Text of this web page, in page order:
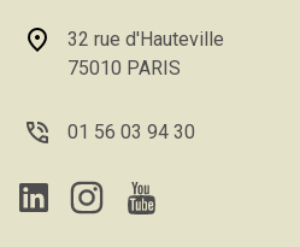
32 rue d'Hauteville
75010 PARIS
01 56 03 94 30